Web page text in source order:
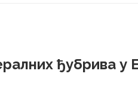
ђубрива у